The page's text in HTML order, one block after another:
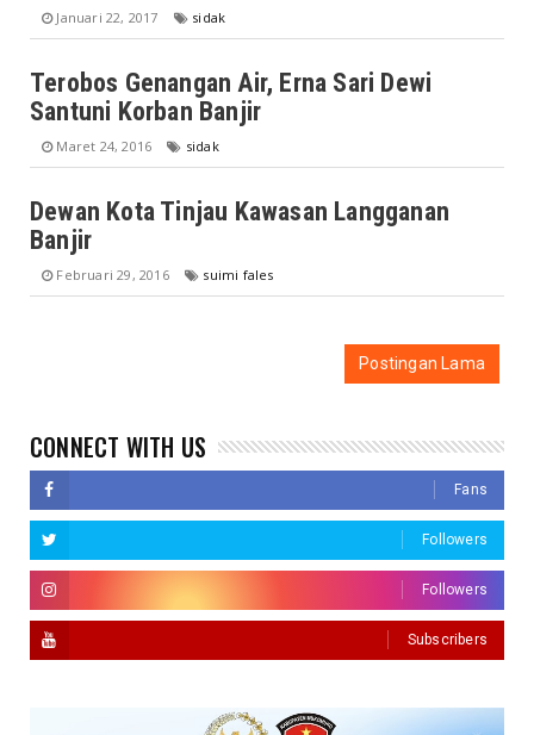
Januari 22, 2017 sidak
Terobos Genangan Air, Erna Sari Dewi
Santuni Korban Banjir
Maret 24, 2016 sidak
Dewan Kota Tinjau Kawasan Langganan
Banjir
Februari 29, 2016 suimi fales
Postingan Lama
CONNECT WITH US
Fans
Followers
Followers
Subscribers